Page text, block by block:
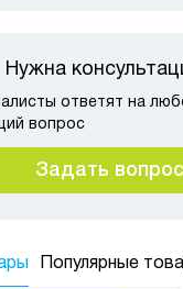
Нужна
ответят на
вопрос
Задать вопрос
Популярные